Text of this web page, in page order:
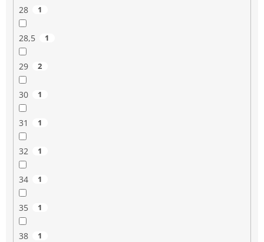
28 1
28,5 1
29 2
30 1
31 1
32 1
34 1
35 1
38 1